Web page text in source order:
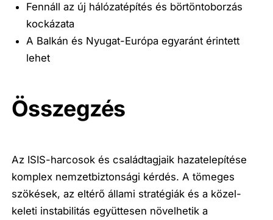
Fennáll az új hálózatépítés és börtöntoborzás
kockázata
A Balkán és Nyugat-Európa egyaránt érintett
lehet
Összegzés
Az ISIS-harcosok és családtagjaik hazatelepítése
komplex nemzetbiztonsági kérdés. A tömeges
szökések, az eltérő állami stratégiák és a közel-
keleti instabilitás együttesen növelhetik a